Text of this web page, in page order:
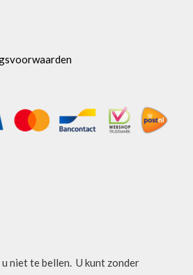
niet te bellen. U kunt zonder